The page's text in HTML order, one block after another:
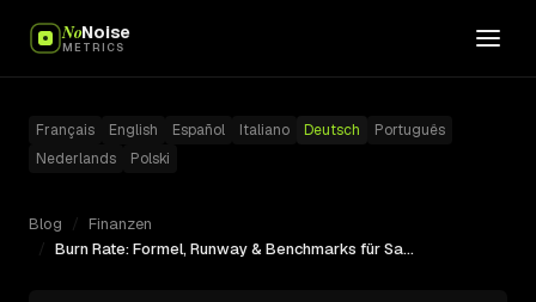
NoNoise
METRICS
Français English Español Italiano Deutsch
Português
Nederlands
Polski
Blog / Finanzen
/
Burn Rate: Formel, Runway & Benchmarks für SaaS